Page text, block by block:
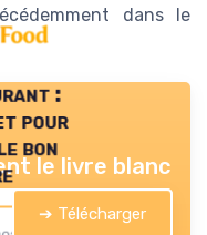
dans le
:
pour
bon
le livre blanc
➔ Télécharger